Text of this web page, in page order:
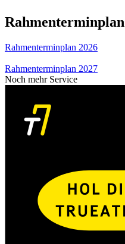
Rahmenterminplan
Rahmenterminplan 2026
Rahmenterminplan 2027
Noch mehr Service